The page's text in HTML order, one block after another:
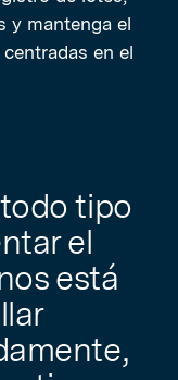
y mantenga el
en el
tipo
el
está